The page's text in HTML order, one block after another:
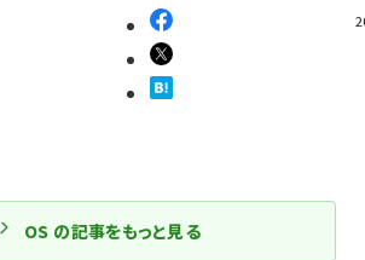
OS の記事をもっと見る